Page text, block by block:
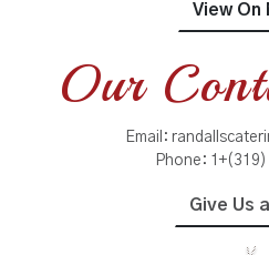
View On
Our
Email:
Phone:
Give Us a